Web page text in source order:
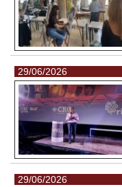
29/06/2026
29/06/2026